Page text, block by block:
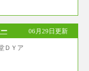
はございません
06月29日更新